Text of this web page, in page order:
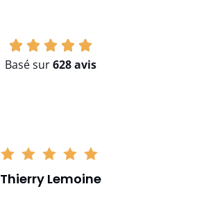
Basé sur628 avis
Thierry Lemoine